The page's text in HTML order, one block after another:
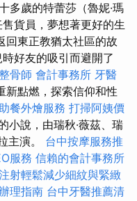
多歲的特蕾莎（魯妮·瑪
貨員，夢想著更好的生
回東正教猶太社區的故
好友的吸引而避開了
骨師 會計事務所 牙醫
新點燃，探索信仰和性
餐外燴服務 打掃阿姨價
小說，由瑞秋·薇茲、瑞
主演。 台中按摩服務推
服務 信賴的會計事務所
射輕鬆減少細紋與緊緻
理指南 台中牙醫推薦清